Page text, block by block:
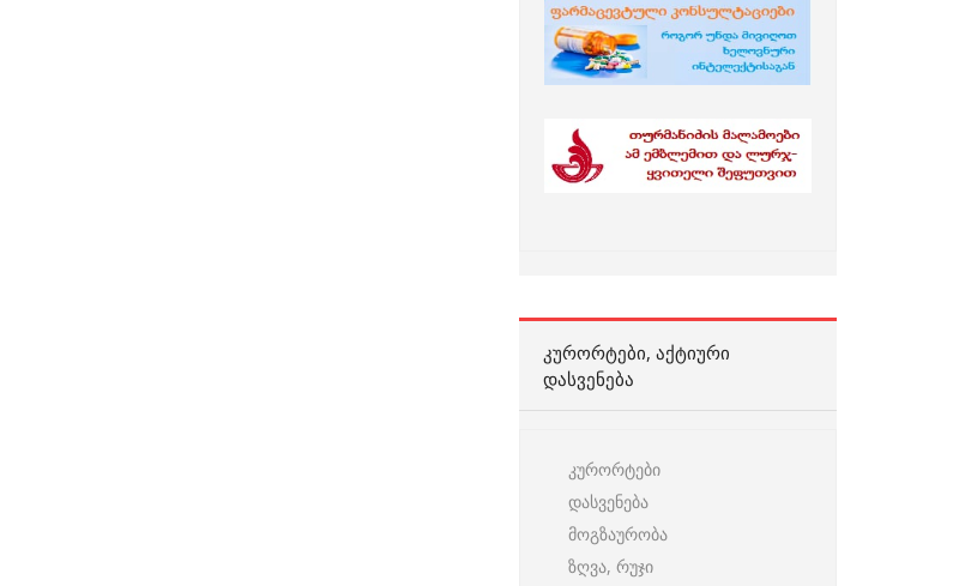
ᲙᲣᲠᲝᲠᲢᲔᲑᲘ, ᲐᲥᲢᲘᲣᲠᲘ
ᲓᲐᲡᲕᲔᲜᲔᲑᲐ
კურორტები
დასვენება
მოგზაურობა
ზღვა, რუჯი